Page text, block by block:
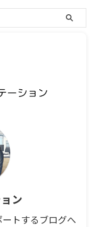
ン
トするブログへ